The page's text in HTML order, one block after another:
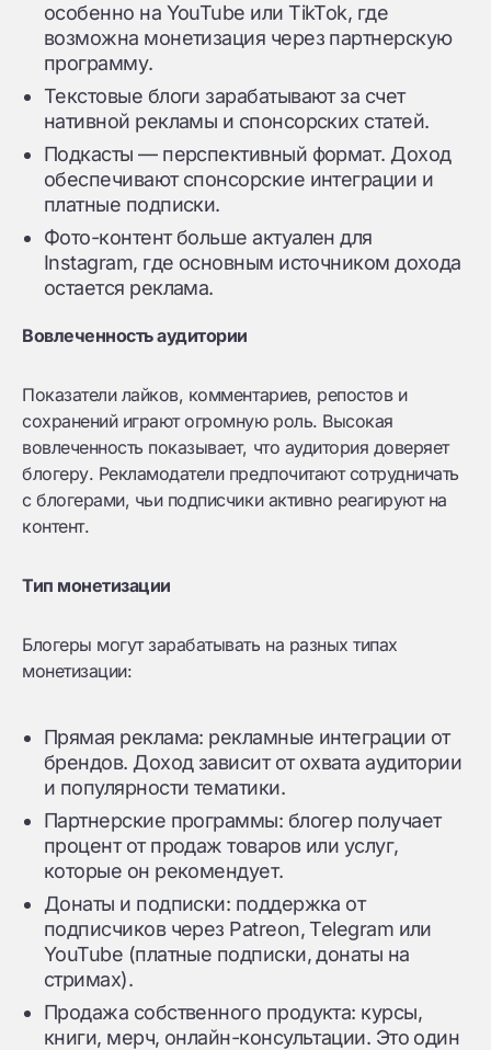
особенно на YouTube или TikTok, где
возможна монетизация через партнерскую
программу.
Текстовые блоги зарабатывают за счет
нативной рекламы и спонсорских статей.
Подкасты — перспективный формат. Доход
обеспечивают спонсорские интеграции и
платные подписки.
Фото-контент больше актуален для
Instagram, где основным источником дохода
остается реклама.
Вовлеченность аудитории
Показатели лайков, комментариев, репостов и
сохранений играют огромную роль. Высокая
вовлеченность показывает, что аудитория доверяет
блогеру. Рекламодатели предпочитают сотрудничать
с блогерами, чьи подписчики активно реагируют на
контент.
Тип монетизации
Блогеры могут зарабатывать на разных типах
монетизации:
Прямая реклама: рекламные интеграции от
брендов. Доход зависит от охвата аудитории
и популярности тематики.
Партнерские программы: блогер получает
процент от продаж товаров или услуг,
которые он рекомендует.
Донаты и подписки: поддержка от
подписчиков через Patreon, Telegram или
YouTube (платные подписки, донаты на
стримах).
Продажа собственного продукта: курсы,
книги, мерч, онлайн-консультации. Это один